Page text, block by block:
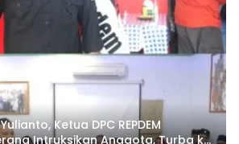
Ketua DPC REPDEM
Intruksikan Anggota, Turba ke